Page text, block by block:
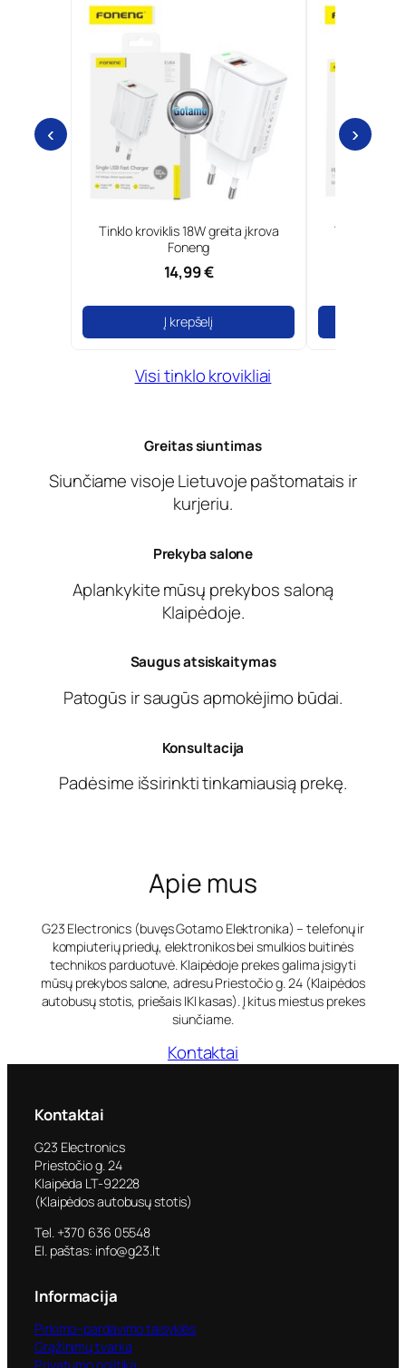
‹
Tinklo kroviklis 18W greita įkrova
Foneng
14,99 €
Į krepšelį
Type-C
›
Visi tinklo krovikliai
Greitas siuntimas
Siunčiame visoje Lietuvoje paštomatais ir
kurjeriu.
Prekyba salone
Aplankykite mūsų prekybos saloną
Klaipėdoje.
Saugus atsiskaitymas
Patogūs ir saugūs apmokėjimo būdai.
Konsultacija
Padėsime išsirinkti tinkamiausią prekę.
Apie mus
G23 Electronics (buvęs Gotamo Elektronika) – telefonų ir
kompiuterių priedų, elektronikos bei smulkios buitinės
technikos parduotuvė. Klaipėdoje prekes galima įsigyti
mūsų prekybos salone, adresu Priestočio g. 24 (Klaipėdos
autobusų stotis, priešais IKI kasas). Į kitus miestus prekes
siunčiame.
Kontaktai
Kontaktai
G23 Electronics
Priestočio g. 24
Klaipėda LT-92228
(Klaipėdos autobusų stotis)
Tel. +370 636 05548
El. paštas: info@g23.lt
Informacija
Pirkimo–pardavimo taisyklės
Grąžinimų tvarka